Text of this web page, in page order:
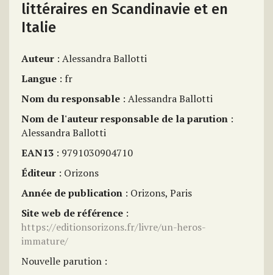
littéraires en Scandinavie et en
Italie
Auteur : Alessandra Ballotti
Langue : fr
Nom du responsable : Alessandra Ballotti
Nom de l'auteur responsable de la parution :
Alessandra Ballotti
EAN13 : 9791030904710
Éditeur : Orizons
Année de publication : Orizons, Paris
Site web de référence :
https://editionsorizons.fr/livre/un-heros-
immature/
Nouvelle parution :